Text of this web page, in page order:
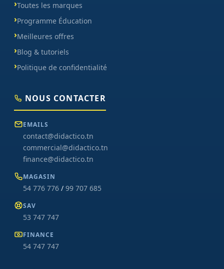
Toutes les marques
Programme Éducation
Meilleures offres
Blog & tutoriels
Politique de confidentialité
NOUS CONTACTER
EMAILS
contact@didactico.tn
commercial@didactico.tn
finance@didactico.tn
MAGASIN
54 776 776 / 99 707 685
SAV
53 747 747
FINANCE
54 747 747